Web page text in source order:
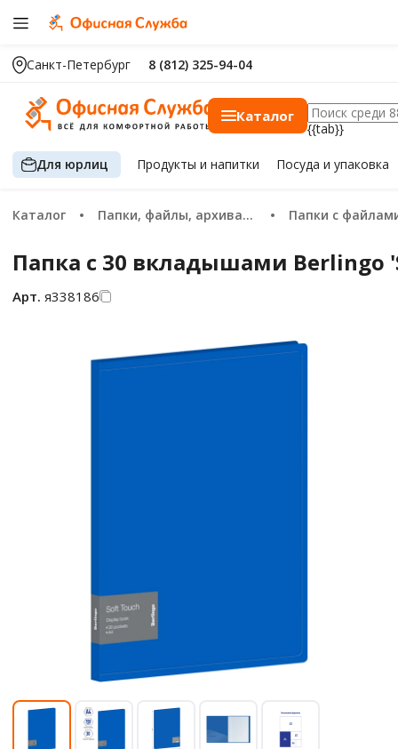
Санкт-Петербург 8 (812) 325-94-04
Каталог
{{tab}}
Для юрлиц Продуктыи напитки Посуда и упаковка
Каталог Папки, файлы, архивация Папки с
Папка с 30 вкладышами Berlingo
Арт. я338186